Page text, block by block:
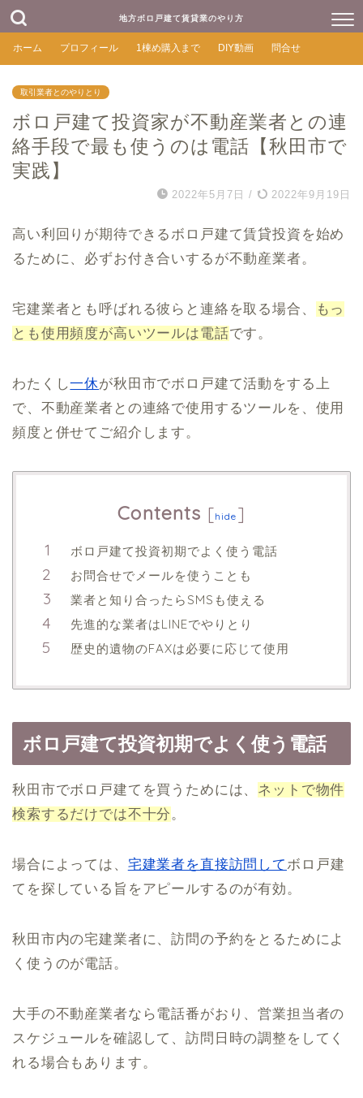
地方ボロ戸建て賃貸業のやり方
ホーム プロフィール 1棟め購入まで DIY動画 問合せ
取引業者とのやりとり
ボロ戸建て投資家が不動産業者との連
絡手段で最も使うのは電話【秋田市で
実践】
2022年5月7日 / 2022年9月19日
高い利回りが期待できるボロ戸建て賃貸投資を始め
るために、必ずお付き合いするが不動産業者。
宅建業者とも呼ばれる彼らと連絡を取る場合、
もっ
とも使用頻度が高いツールは電話です。
わたくし一休が秋田市でボロ戸建て活動をする上
で、不動産業者との連絡で使用するツールを、使用
頻度と併せてご紹介します。
Contents [hide ]
ボロ戸建て投資初期でよく使う電話
お問合せでメールを使うことも
業者と知り合ったらSMSも使える
先進的な業者はLINEでやりとり
歴史的遺物のFAXは必要に応じて使用
ボロ戸建て投資初期でよく使う電話
秋田市でボロ戸建てを買うためには、 ネットで物件
検索するだけでは不十分。
場合によっては、 宅建業者を直接訪問してボロ戸建
てを探している旨をアピールするのが有効。
秋田市内の宅建業者に、訪問の予約をとるためによ
く使うのが電話。
大手の不動産業者なら電話番がおり、営業担当者の
スケジュールを確認して、訪問日時の調整をしてく
れる場合もあります。